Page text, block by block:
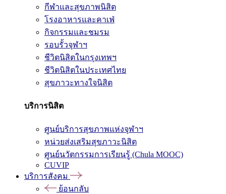
กีฬาและสุขภาพนิสิต
โรงอาหารและคาเฟ่
กิจกรรมและชมรม
รอบรั้วจุฬาฯ
ชีวิตนิสิตในกรุงเทพฯ
ชีวิตนิสิตในประเทศไทย
สุขภาวะทางใจนิสิต
บริการนิสิต
ศูนย์บริการสุขภาพแห่งจุฬาฯ
หน่วยส่งเสริมสุขภาวะนิสิต
ศูนย์นวัตกรรมการเรียนรู้ (Chula MOOC)
CUVIP
บริการสังคม
ย้อนกลับ